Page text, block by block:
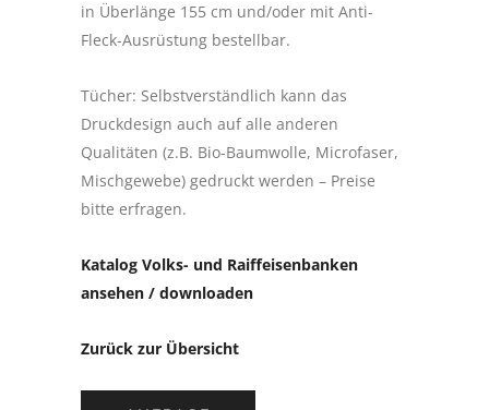
in Überlänge 155 cm und/oder mit Anti-
Fleck-Ausrüstung bestellbar.
Tücher: Selbstverständlich kann das
Druckdesign auch auf alle anderen
Qualitäten (z.B. Bio-Baumwolle, Microfaser,
Mischgewebe) gedruckt werden – Preise
bitte erfragen.
Katalog Volks- und Raiffeisenbanken
ansehen / downloaden
Zurück zur Übersicht